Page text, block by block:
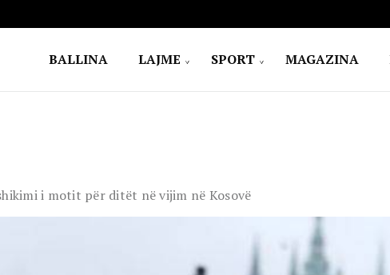
BALLINA LAJME SPORT MAGAZINA
i motit për ditët në vijim në Kosovë